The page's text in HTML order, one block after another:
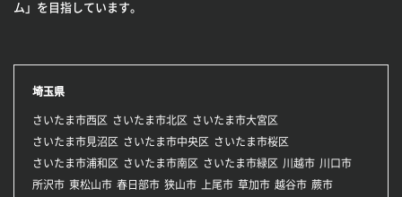
ム」を目指しています。
埼玉県
さいたま市西区 さいたま市北区
さいたま市大宮区
さいたま市見沼区
さいたま市中央区
さいたま市桜区
さいたま市浦和区
さいたま市南区 さいたま市緑区 川越市 川口市
所沢市 東松山市 春日部市 狭山市 上尾市 草加市 越谷市 蕨市